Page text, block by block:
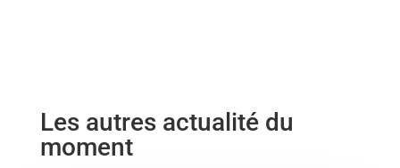
Les autres actualité du
moment